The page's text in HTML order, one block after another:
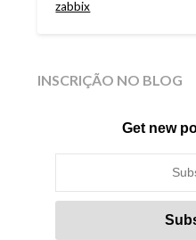
zabbix
INSCRIÇÃO NO BLOG
Get new